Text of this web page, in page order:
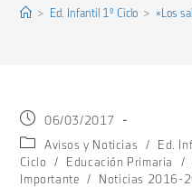
> Ed. Infantil 1º Ciclo > «Los
Publicación
de
la
entrada:
06/03/2017
Categoría
de
la
Avisos y Noticias / Ed.
Ciclo
/ Educación Primaria /
Importante
/ Noticias 2016-